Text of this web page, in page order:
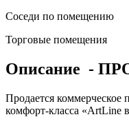
Соседи по помещению
Торговые помещения
Описание -
Продается
комфорт-класса «ArtLine